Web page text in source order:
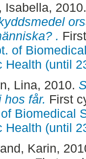
Isabella,
.
of
Health (until
Lina, 2010.
hos får. First
Biomedical
Health (until
Karin,